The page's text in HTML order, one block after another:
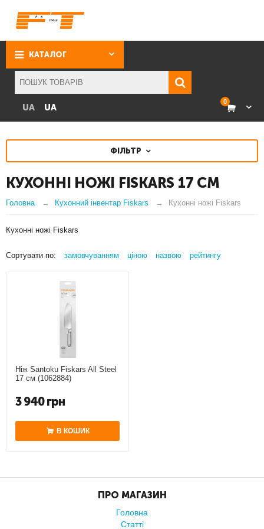
КАТАЛОГ
UA UA
0
ФІЛЬТР
КУХОННІ НОЖІ FISKARS 17 СМ
Головна Кухонний інвентар Fiskars Кухонні ножі Fiskars
Кухонні ножі Fiskars
Сортувати по: замовчуванням ціною назвою рейтингу
Ніж Santoku Fiskars All Steel
17 см (1062884)
3 940 грн
В КОШИК
ПРО МАГАЗИН
Головна
Статті